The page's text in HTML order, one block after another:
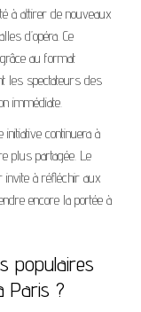
à attirer de nouveaux
d’opéra. Ce
au format
les spectateurs des
immédiate.
continuera à
plus partagée. Le
à réfléchir aux
encore la portée à
populaires
Paris ?